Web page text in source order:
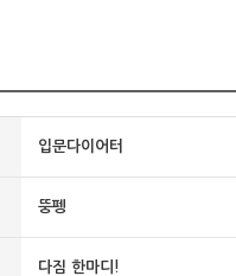
입문다이어터
뚱펭
다짐 한마디!